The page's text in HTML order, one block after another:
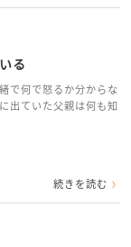
る
で何で怒るか分からな
出ていた父親は何も知
続きを読む